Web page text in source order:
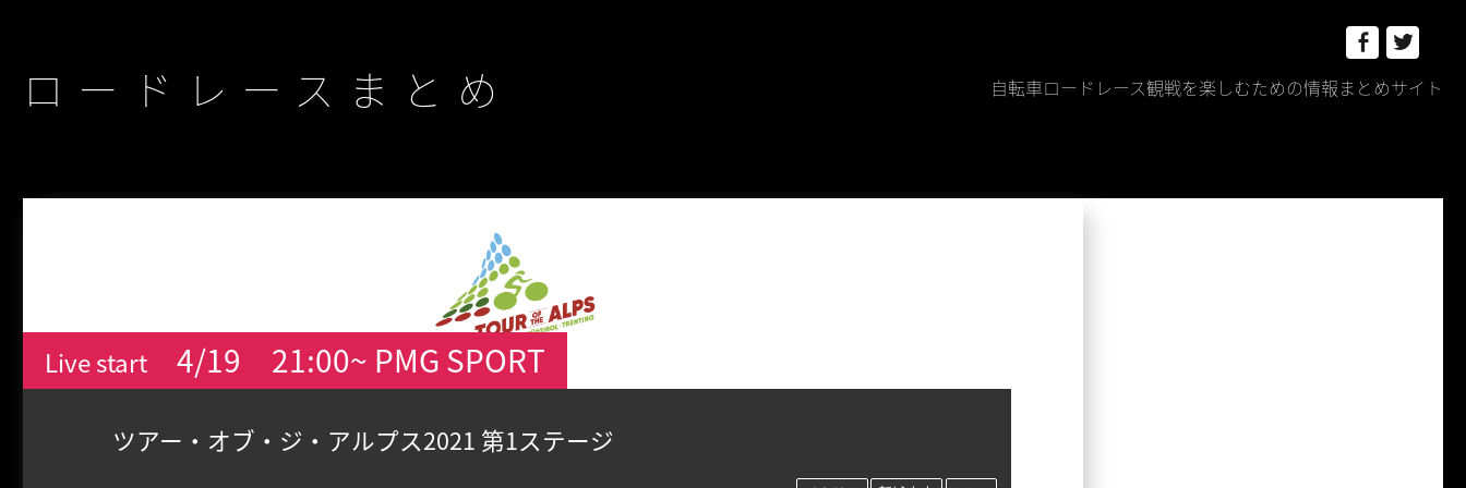
ロードレースまとめ 自転車ロードレース観戦を楽しむための情報まとめサイト
Facebook
Live start 4/19 21:00~ PMG SPORT
ツアー・オブ・ジ・アルプス2021 第1ステージ